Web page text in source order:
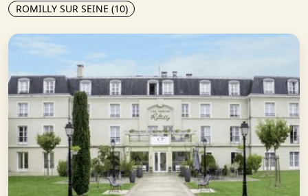
ROMILLY SUR SEINE (10)